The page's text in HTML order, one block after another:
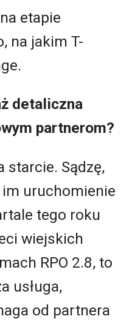
etapie
na jakim T-
detaliczna
partnerom?
starcie. Sądzę,
uruchomienie
tego roku
wiejskich
RPO 2.8, to
usługa,
od partnera